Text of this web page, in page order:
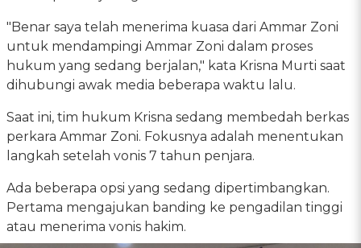
"Benar saya telah menerima kuasa dari Ammar Zoni
untuk mendampingi Ammar Zoni dalam proses
hukum yang sedang berjalan," kata Krisna Murti saat
dihubungi awak media beberapa waktu lalu.
Saat ini, tim hukum Krisna sedang membedah berkas
perkara Ammar Zoni. Fokusnya adalah menentukan
langkah setelah vonis 7 tahun penjara.
Ada beberapa opsi yang sedang dipertimbangkan.
Pertama mengajukan banding ke pengadilan tinggi
atau menerima vonis hakim.